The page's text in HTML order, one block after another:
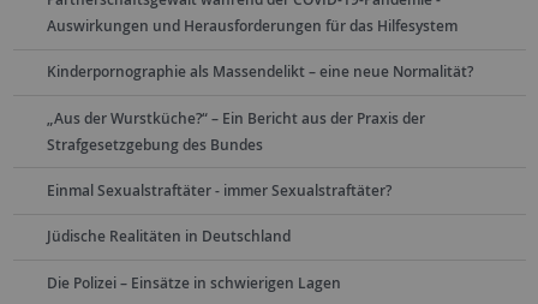
Auswirkungen und Herausforderungen für das Hilfesystem
Kinderpornographie als Massendelikt – eine neue Normalität?
„Aus der Wurstküche?“ – Ein Bericht aus der Praxis der
Strafgesetzgebung des Bundes
Einmal Sexualstraftäter - immer Sexualstraftäter?
Jüdische Realitäten in Deutschland
Die Polizei – Einsätze in schwierigen Lagen